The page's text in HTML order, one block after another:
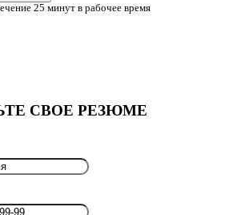
25 минут в рабочее время
СВОЕ РЕЗЮМЕ